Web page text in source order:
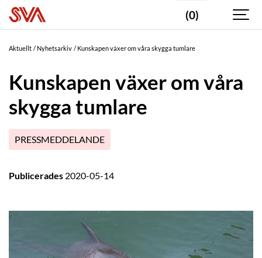
(0)
Aktuellt Nyhetsarkiv Kunskapen växer om våra skygga tumlare
Kunskapen växer om våra
skygga tumlare
PRESSMEDDELANDE
Publicerades 2020-05-14